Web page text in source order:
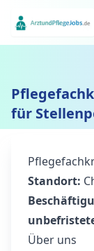
für
Standort:
Über uns